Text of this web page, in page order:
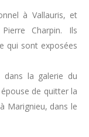
à Vallauris, et
Charpin. Ils
qui sont exposées
dans la galerie du
de quitter la
Marignieu, dans le